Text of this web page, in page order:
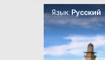
Язык:Русский